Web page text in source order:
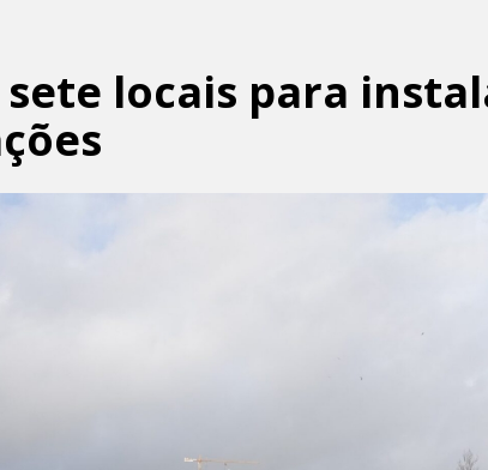
locais para